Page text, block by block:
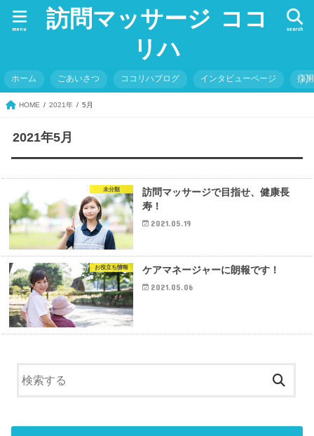
訪問マッサージ ココ
リハ
search
menu
ホーム ごあいさつ ココリハブログ インタビューページ 採
HOME 2021年 5月
2021年5月
未分類
訪問マッサージで目指せ、健康長
寿！
2021.05.19
お役立ち情報 ケアマネージャーに朗報です！
2021.05.06